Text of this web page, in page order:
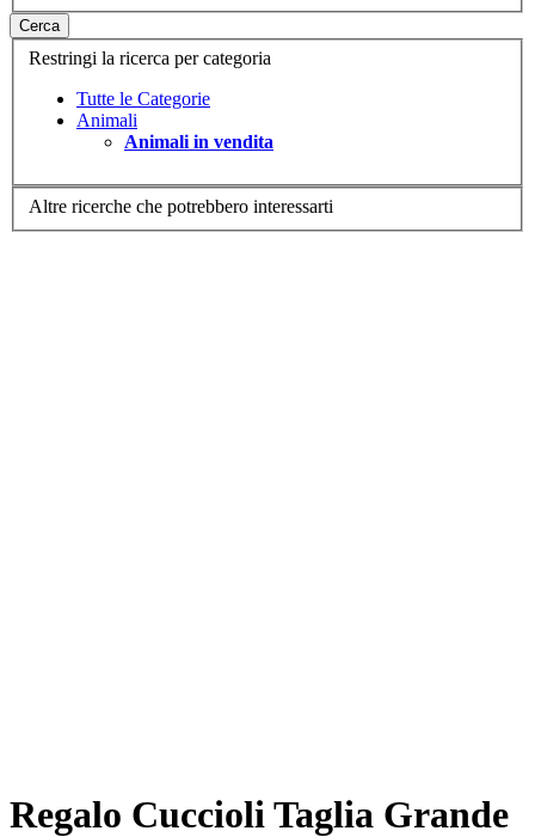
Cerca
Restringi la ricerca per categoria
Tutte le Categorie
Animali
Animali in vendita
Altre ricerche che potrebbero interessarti
Regalo Cuccioli Taglia Grande